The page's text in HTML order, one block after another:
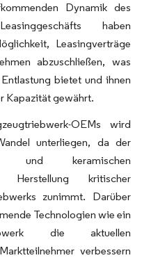
Dynamik des
haben
Leasingverträge
abzuschließen, was
bietet und ihnen
Kapazität gewährt.
OEMs wird
unterliegen, da der
und keramischen
Herstellung kritischer
zunimmt. Darüber
Technologien wie ein
die aktuellen
verbessern